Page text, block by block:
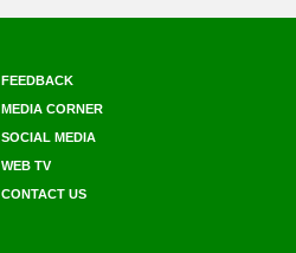
FEEDBACK
MEDIA CORNER
SOCIAL MEDIA
WEB TV
CONTACT US